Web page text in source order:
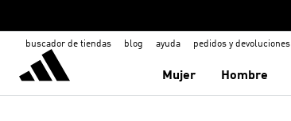
buscador de tiendas blog ayuda pedidos y devoluciones
Mujer Hombre